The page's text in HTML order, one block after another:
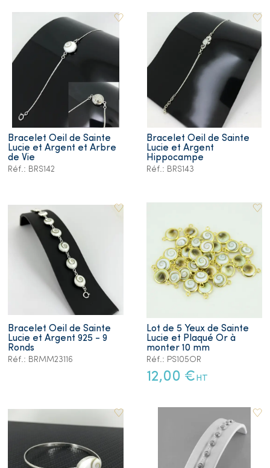
Bracelet Oeil de Sainte
Lucie et Argent et Arbre
de Vie
Réf.: BRS142
Bracelet Oeil de Sainte
Lucie et Argent
Hippocampe
Réf.: BRS143
Bracelet Oeil de Sainte
Lucie et Argent 925 - 9
Ronds
Réf.: BRMM23116
Lot de 5 Yeux de Sainte
Lucie et Plaqué Or à
monter 10 mm
Réf.: PS105OR
12,00 € HT